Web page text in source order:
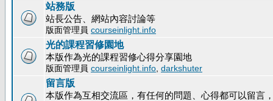
站務版
站長公告、網站內容討論等
版面管理員 courseinlight.info
光的課程習修園地
本版作為光的課程習修心得分享園地
版面管理員 courseinlight.info darkshuter
留言版
本版作為互相交流區，有任何的問題、心得都可以留言